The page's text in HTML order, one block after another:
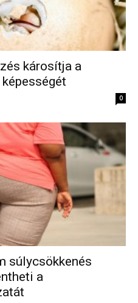
károsítja a
0
súlycsökkenés
a